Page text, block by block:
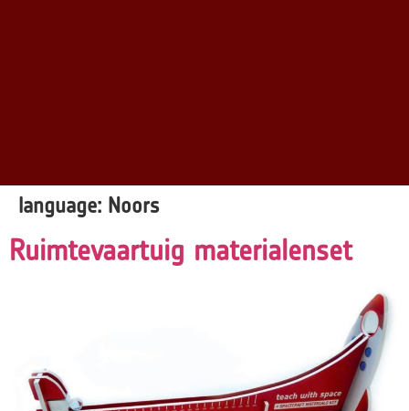
language: Noors
Ruimtevaartuig materialenset